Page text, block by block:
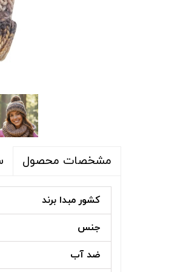
مشخصات محصول
کشور مبدا برند
جنس
ضد آب